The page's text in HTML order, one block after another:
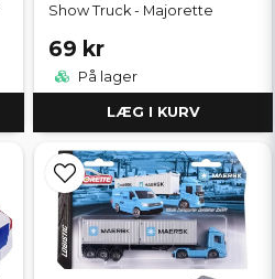
Show Truck - Majorette
69 kr
På lager
LÆG I KURV